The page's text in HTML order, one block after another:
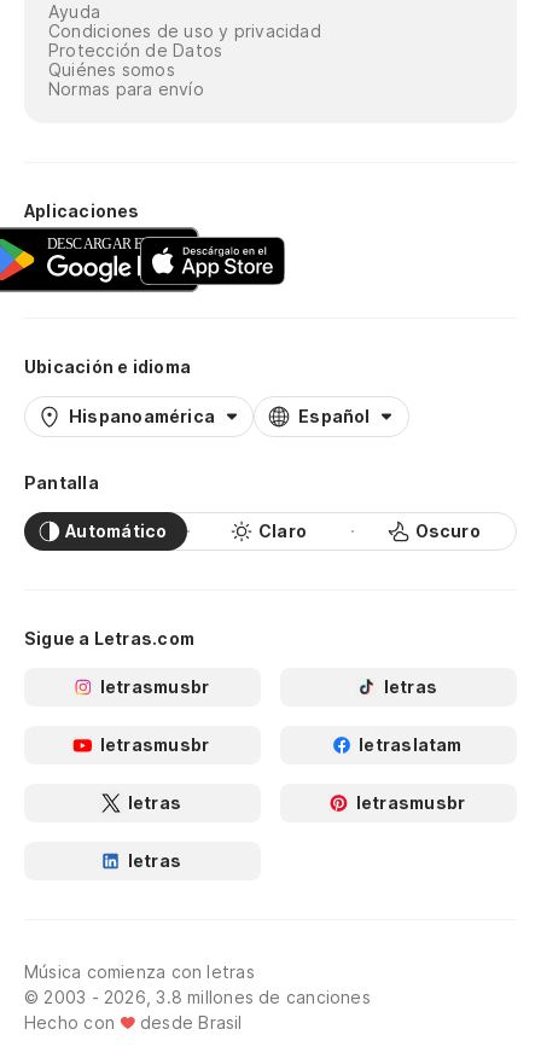
Ayuda
Condiciones de uso y privacidad
Protección de Datos
Quiénes somos
Normas para envío
Aplicaciones
Ubicación e idioma
Hispanoamérica Español
Pantalla
Automático Claro Oscuro
Sigue a Letras.com
letrasmusbr letras
letrasmusbr letraslatam
letras letrasmusbr
letras
Música comienza con letras
© 2003 - 2026, 3.8 millones de canciones
Hecho con
desde Brasil